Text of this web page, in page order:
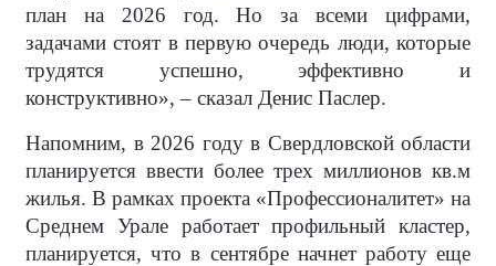
план на 2026 год. Но за всеми цифрами,
задачами стоят в первую очередь люди, которые
трудятся успешно, эффективно и
конструктивно», – сказал Денис Паслер.
Напомним, в 2026 году в Свердловской области
планируется ввести более трех миллионов кв.м
жилья. В рамках проекта «Профессионалитет» на
Среднем Урале работает профильный кластер,
планируется, что в сентябре начнет работу еще